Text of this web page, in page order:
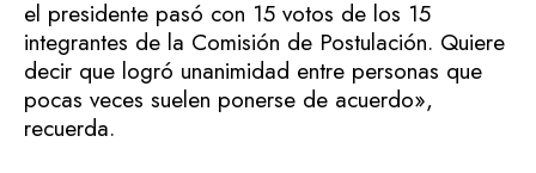
el presidente pasó con 15 votos de los 15
integrantes de la Comisión de Postulación. Quiere
decir que logró unanimidad entre personas que
pocas veces suelen ponerse de acuerdo»,
recuerda.